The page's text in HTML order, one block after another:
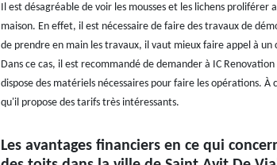
Il est désagréable de voir les mousses et les lichens proliférer
maison. En effet, il est nécessaire de faire des travaux de
de prendre en main les travaux, il vaut mieux faire appel à un
Dans ce cas, il est recommandé de demander à IC
dispose des matériels nécessaires pour faire les opérations.
qu'il propose des tarifs très intéressants.
Les avantages financiers en ce qui